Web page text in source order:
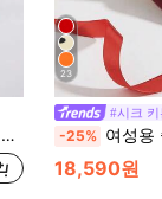
23
#시크 키
-25% 여성용 솔리드 컬러 키튼
18,590원